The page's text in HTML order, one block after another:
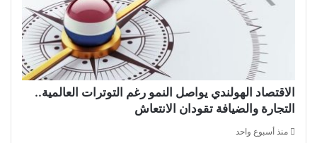
الاقتصاد الهولندي يواصل النمو رغم التوترات العالمية..
التجارة والضيافة تقودان الانتعاش
منذ أسبوع واحد